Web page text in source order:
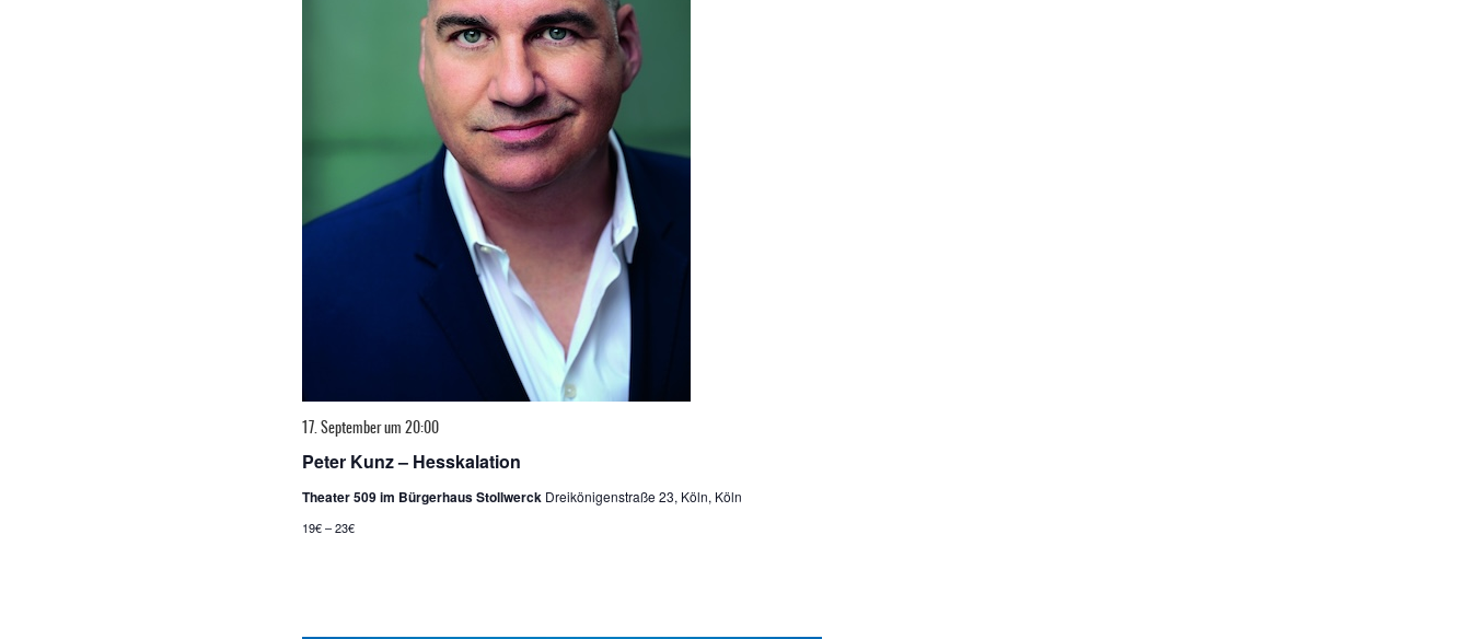
Peter Kunz – Hesskalation
17. September um 20:00
Theater 509 im Bürgerhaus Stollwerck Dreikönigenstraße 23, Köln, Köln
19€ – 23€